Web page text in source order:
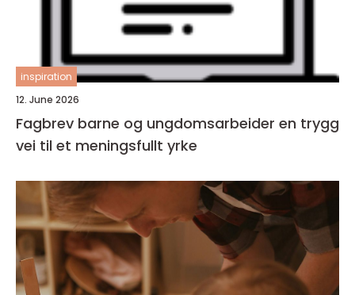
inspiration
12. June 2026
Fagbrev barne og ungdomsarbeider en trygg
vei til et meningsfullt yrke